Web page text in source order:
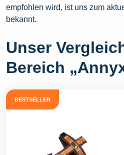
empfohlen wird, ist uns zum
bekannt.
Unser
Bereich
BESTSELLER